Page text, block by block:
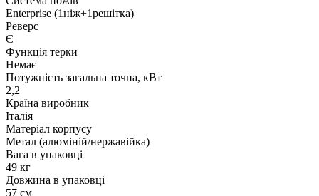
Enterprise (1ніж+1решітка)
Реверс
Є
Функція терки
Немає
Потужність загальна точна, кВт
2,2
Країна виробник
Італія
Матеріал корпусу
Метал (алюміній/нержавійка)
Вага в упаковці
49 кг
Довжина в упаковці
57 см